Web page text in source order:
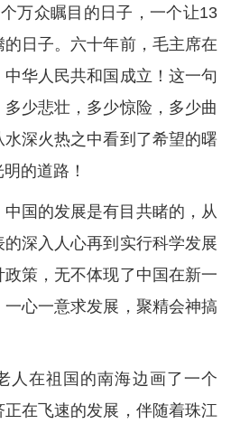
万众瞩目的日子，一个让13
日子。六十年前，毛主席在
华人民共和国成立！这一句
少悲壮，多少惊险，多少曲
深火热之中看到了希望的曙
的道路！
国的发展是有目共睹的，从
深入人心再到实行科学发展
策，无不体现了中国在新一
心一意求发展，聚精会神搞
人在祖国的南海边画了一个
在飞速的发展，伴随着珠江